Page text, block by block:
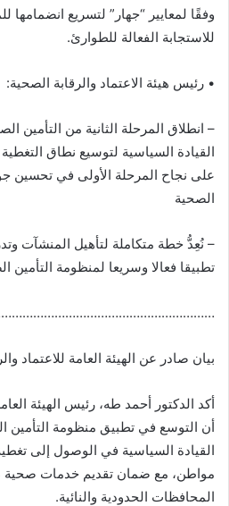
وفقًا لمعايير “جهار” لتسريع انضمامها
للاستجابة الفعالة للطوارئ.
• رئيس هيئة الاعتماد والرقابة الصحية:
– انطلاق المرحلة الثانية من التأمين
القيادة السياسية لتوسيع نطاق
على نجاح المرحلة الأولى في تحسين
الصحية
– نُعِدُّ خطة متكاملة لتأهيل المنشآت
تطبيقا فعالا وسريعا لمنظومة
بيان صادر عن الهيئة العامة للاعتماد
أكد الدكتور أحمد طه، رئيس الهيئة
أن التوسع في تطبيق منظومة
القيادة السياسية في الوصول إلى
مواطن، مع ضمان تقديم خدمات صحية
المحافظات الحدودية والنائية.